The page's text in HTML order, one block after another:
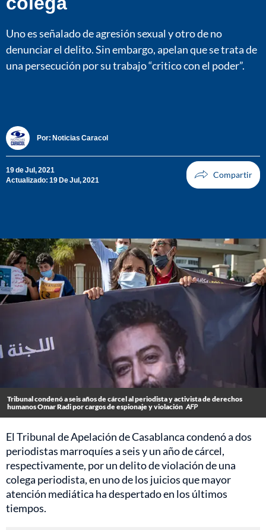
Uno es señalado de agresión sexual y otro de no
denunciar el delito. Sin embargo, apelan que se trata de
una persecución por su trabajo “critico con el poder”.
Por: Noticias Caracol
19 de Jul, 2021
Actualizado: 19 De Jul, 2021
Tribunal condenó a seis años de cárcel al periodista y activista de derechos
humanos Omar Radi por cargos de espionaje y violación AFP
El Tribunal de Apelación de Casablanca condenó a dos
periodistas marroquíes a seis y un año de cárcel,
respectivamente, por un delito de violación de una
colega periodista, en uno de los juicios que mayor
atención mediática ha despertado en los últimos
tiempos.